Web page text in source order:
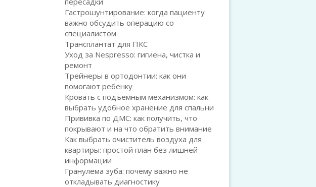
Гастрошунтирование: когда пациенту
важно обсудить операцию со
специалистом
Трансплантат для ПКС
Уход за Nespresso: гигиена, чистка и
ремонт
Трейнеры в ортодонтии: как они
помогают ребенку
Кровать с подъемным механизмом: как
выбрать удобное хранение для спальни
Прививка по ДМС: как получить, что
покрывают и на что обратить внимание
Как выбрать очиститель воздуха для
квартиры: простой план без лишней
информации
Гранулема зуба: почему важно не
откладывать диагностику